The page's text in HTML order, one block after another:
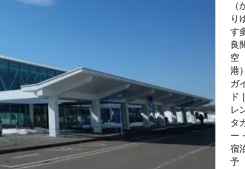
（
り
す
良
空
港
ガ
ド
レ
タ
ー
宿
予